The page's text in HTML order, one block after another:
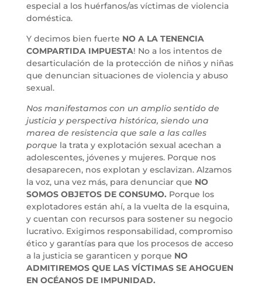
especial a los huérfanos/as víctimas de violencia
doméstica.
Y decimos bien fuerte NO A LA TENENCIA
COMPARTIDA IMPUESTA! No a los intentos de
desarticulación de la protección de niños y niñas
que denuncian situaciones de violencia y abuso
sexual.
Nos manifestamos con un amplio sentido de
justicia y perspectiva histórica, siendo una
marea de resistencia que sale a las calles
porque la trata y explotación sexual acechan a
adolescentes, jóvenes y mujeres. Porque nos
desaparecen, nos explotan y esclavizan. Alzamos
la voz, una vez más, para denunciar que NO
SOMOS OBJETOS DE CONSUMO. Porque los
explotadores están ahí, a la vuelta de la esquina,
y cuentan con recursos para sostener su negocio
lucrativo. Exigimos responsabilidad, compromiso
ético y garantías para que los procesos de acceso
a la justicia se garanticen y porque NO
ADMITIREMOS QUE LAS VÍCTIMAS SE AHOGUEN
EN OCÉANOS DE IMPUNIDAD.